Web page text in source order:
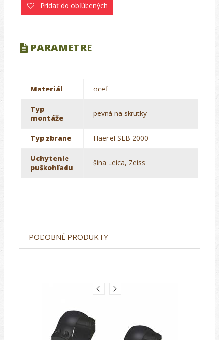
Pridať do obľúbených
PARAMETRE
Materiál oceľ
Typ
montáže
pevná na skrutky
Typ zbrane Haenel SLB-2000
Uchytenie
puškohľadu
šína Leica, Zeiss
PODOBNÉ PRODUKTY